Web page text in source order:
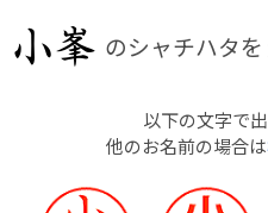
のシャチハタを
以下の文字で
他のお名前の場合は